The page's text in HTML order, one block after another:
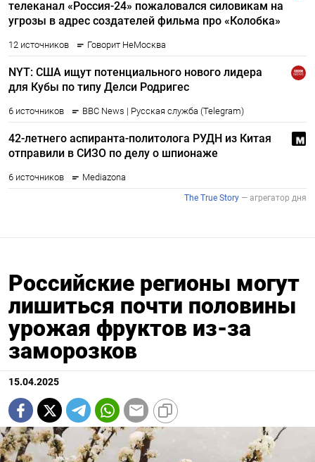
Российские регионы могут
лишиться почти половины
урожая фруктов из-за
заморозков
15.04.2025